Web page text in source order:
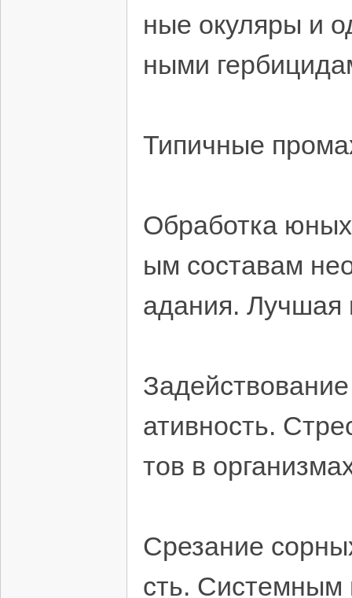
ные окуляры и
ными
Типичные
Обработка
ым составам
адания. Лучшая
ативность.
тов в
Срезание
сть. Системным